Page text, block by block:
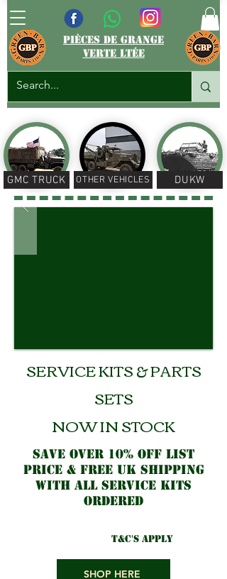
pièces de grange
verte ltée
GMC TRUCK OTHER VEHICLES DUKW
SERVICE KITS & PARTS
SETS
NOW IN STOCK
SAVE OVER 10% OFF LIST
PRICE & FREE UK SHIPPING
WITH ALL SERVICE KITS
ORDERED
t&c's apply
SHOP HERE